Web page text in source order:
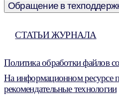
Обращение в
СТАТЬИ ЖУРНАЛА
Политика обработки файлов
На информационном ресурсе
рекомендательные технологии